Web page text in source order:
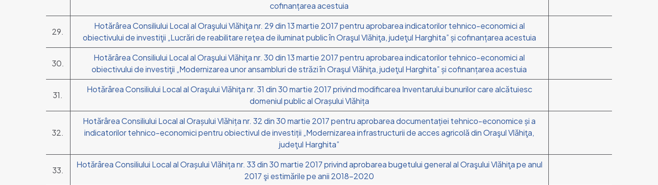
cofinanțarea acestuia
29.
Hotărârea Consiliului Local al Oraşului Vlăhiţa nr. 29 din 13 martie 2017 pentru aprobarea indicatorilor tehnico-economici al
obiectivului de investiţii „Lucrări de reabilitare reţea de iluminat public în Oraşul Vlăhiţa, judeţul Harghita” și cofinanțarea acestuia
30.
Hotărârea Consiliului Local al Oraşului Vlăhiţa nr. 30 din 13 martie 2017 pentru aprobarea indicatorilor tehnico-economici al
obiectivului de investiţii „Modernizarea unor ansambluri de străzi în Oraşul Vlăhiţa, judeţul Harghita” și cofinanțarea acestuia
31.
Hotărârea Consiliului Local al Oraşului Vlăhiţa nr. 31 din 30 martie 2017 privind modificarea Inventarului bunurilor care alcătuiesc
domeniul public al Orașului Vlăhița
32.
Hotărârea Consiliului Local al Orașului Vlăhița nr. 32 din 30 martie 2017 pentru aprobarea documentației tehnico-economice și a
indicatorilor tehnico-economici pentru obiectivul de investiții „Modernizarea infrastructurii de acces agricolă din Oraşul Vlăhiţa,
judeţul Harghita”
33.
Hotărârea Consiliului Local al Orașului Vlăhița nr. 33 din 30 martie 2017 privind aprobarea bugetului general al Oraşului Vlăhiţa pe anul
2017 şi estimările pe anii 2018-2020